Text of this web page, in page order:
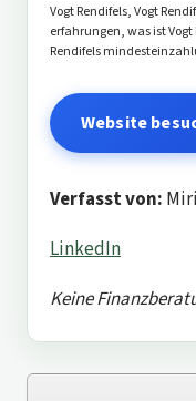
Vogt Rendifels, Vogt
erfahrungen, was ist Vogt
Rendifels
Website
Verfasst von:
LinkedIn
Keine